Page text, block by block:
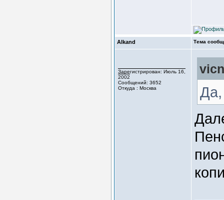
Alkand Тема
Зарегистрирован: Июль 16,
2002
Сообщений: 3652
Откуда : Москва
Да,